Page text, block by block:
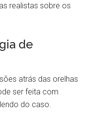
realistas sobre os
de
atrás das orelhas
ser feita com
do caso.